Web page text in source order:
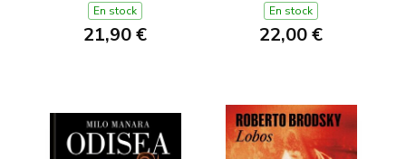
En stock
21,90 €
En stock
22,00 €